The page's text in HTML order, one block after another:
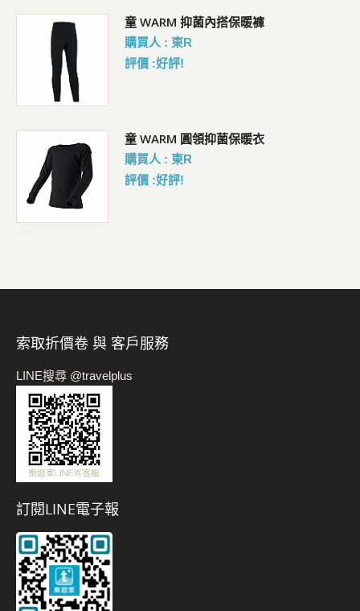
童 WARM 抑菌內搭保暖褲
購買人 : 東R
評價 :好評!
童 WARM 圓領抑菌保暖衣
購買人 : 東R
評價 :好評!
索取折價卷 與 客戶服務
LINE搜尋 @travelplus
訂閱LINE電子報